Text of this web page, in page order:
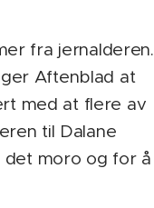
fra jernalderen.
Aftenblad at
med at flere av
til Dalane
det moro og for å